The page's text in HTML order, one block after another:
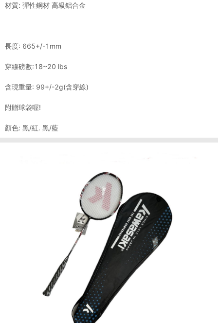
材質: 彈性鋼材 高級鋁合金
長度: 665+/-1mm
穿線磅數:18~20 lbs
含現重量: 99+/-2g(含穿線)
附贈球袋喔!
顏色: 黑/紅. 黑/藍